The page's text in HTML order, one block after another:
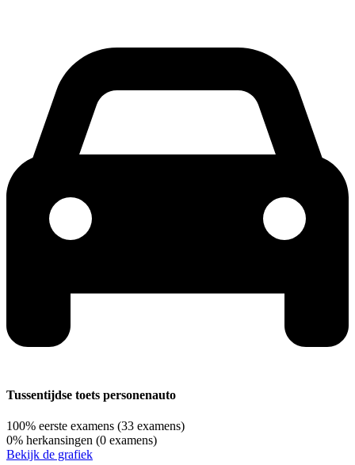
Tussentijdse toets personenauto
100% eerste examens (33 examens)
0% herkansingen (0 examens)
Bekijk de grafiek